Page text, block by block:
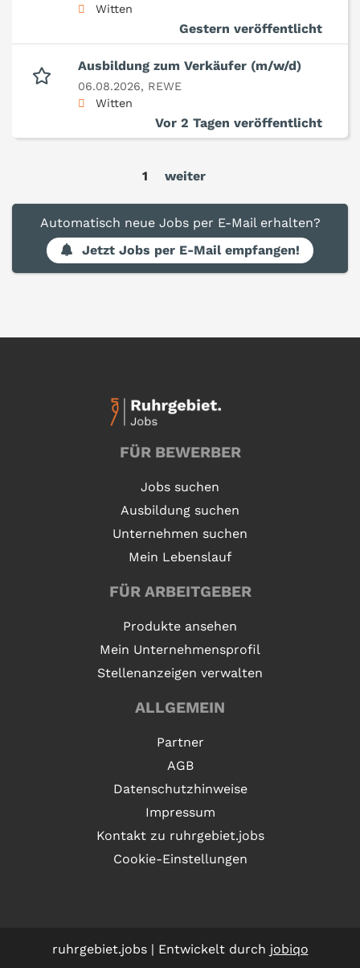
Witten
Gestern veröffentlicht
Ausbildung zum Verkäufer (m/w/d)
06.08.2026, REWE
Witten
Vor 2 Tagen veröffentlicht
1 weiter
Automatisch neue Jobs per E-Mail erhalten?
Jetzt Jobs per E-Mail empfangen!
FÜR BEWERBER
Jobs suchen
Ausbildung suchen
Unternehmen suchen
Mein Lebenslauf
FÜR ARBEITGEBER
Produkte ansehen
Mein Unternehmensprofil
Stellenanzeigen verwalten
ALLGEMEIN
Partner
AGB
Datenschutzhinweise
Impressum
Kontakt zu ruhrgebiet.jobs
Cookie-Einstellungen
ruhrgebiet.jobs | Entwickelt durch jobiqo